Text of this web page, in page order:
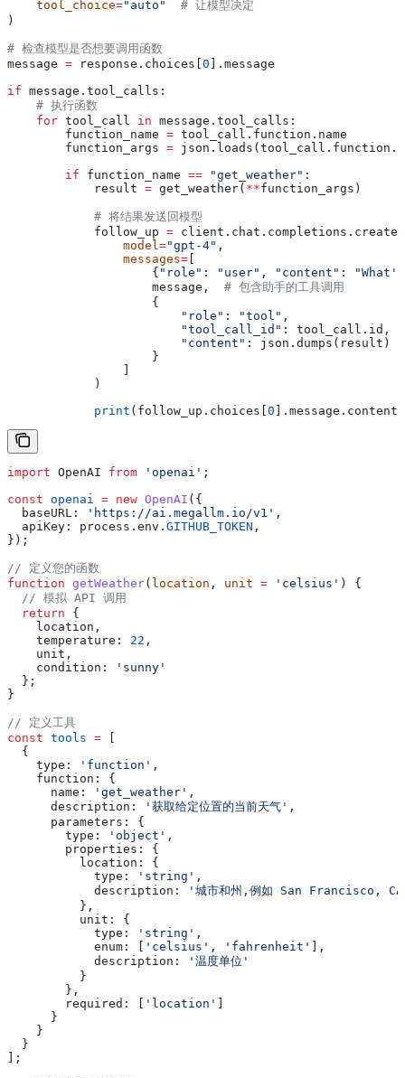
    tool_choice
="auto"
  # 让模型决定
)
# 检查模型是否想要调用函数
message = response.choices[ 0 ].message
if message.tool_calls:
    # 执行函数
    for
tool_call in message.tool_calls:
        function_name
= tool_call.function.name
        function_args
=
        if
function_name == "get_weather" :
            result
= get_weather( **function_args)
            # 将结果发送回模型
            follow_up
= client.chat.completions.create(
                model
="gpt-4" ,
                messages
=
                    {
"role" : "user" , "content" :
                    message,
# 包含助手的工具调用
                    {
                        "role"
: "tool" ,
                        "tool_call_id"
: tool_call.id,
                        "content"
: json.dumps(result)
                    }
            )
            print
(follow_up.choices[ 0 ].message.content)
import OpenAI from 'openai' ;
const openai = new OpenAI ({
  baseURL:
'https://ai.megallm.io/v1' ,
  apiKey:
process . env . GITHUB_TOKEN ,
});
// 定义您的函数
function getWeather( location , unit = 'celsius' ) {
  // 模拟 API 调用
  return
{
    location
,
    temperature:
22 ,
    unit
,
    condition:
'sunny'
  };
}
// 定义工具
const tools =
  {
    type:
'function' ,
    function:
{
      name:
'get_weather' ,
      description:
'获取给定位置的当前天气' ,
      parameters:
{
        type:
'object' ,
        properties:
{
          location:
{
            type:
'string' ,
            description:
'城市和州,例如 San Francisco,
          },
          unit:
{
            type:
'string' ,
            enum:
'celsius' , 'fahrenheit'
],
            description:
'温度单位'
          }
        },
        required:
'location'
      }
    }
  }
];